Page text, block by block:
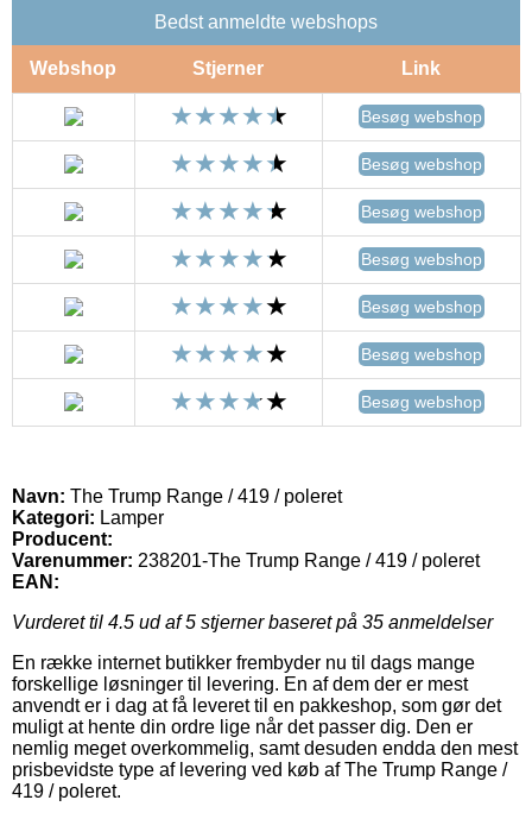
Bedst anmeldte webshops
Webshop Stjerner Link
Besøg webshop
Besøg webshop
Besøg webshop
Besøg webshop
Besøg webshop
Besøg webshop
Besøg webshop
Navn: The Trump Range / 419 / poleret
Kategori: Lamper
Producent:
Varenummer: 238201-The Trump Range / 419 / poleret
EAN:
Vurderet til 4.5 ud af 5 stjerner baseret på 35 anmeldelser
En række internet butikker frembyder nu til dags mange
forskellige løsninger til levering. En af dem der er mest
anvendt er i dag at få leveret til en pakkeshop, som gør det
muligt at hente din ordre lige når det passer dig. Den er
nemlig meget overkommelig, samt desuden endda den mest
prisbevidste type af levering ved køb af The Trump Range /
419 / poleret.